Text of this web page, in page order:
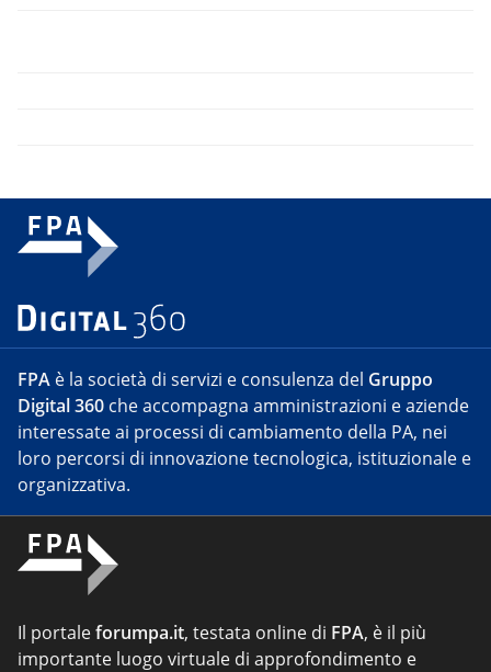
FPA è la società di servizi e consulenza del Gruppo
Digital 360 che accompagna amministrazioni e aziende
interessate ai processi di cambiamento della PA, nei
loro percorsi di innovazione tecnologica, istituzionale e
organizzativa.
Il portaleforumpa.it, testata online di FPA, è il più
importante luogo virtuale di approfondimento e